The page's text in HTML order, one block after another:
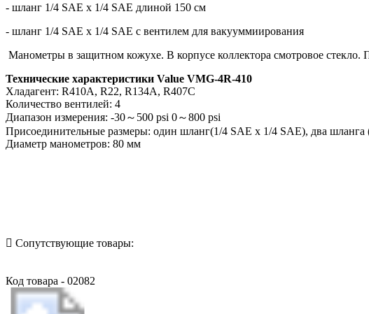
- шланг 1/4 SAE x 1/4 SAE длиной 150 см
- шланг 1/4 SAE x 1/4 SAE с вентилем для вакууммиирования
Манометры в защитном кожухе. В корпусе коллектора смотровое стекло.
Технические характеристики Value VMG-4R-410
Хладагент: R410A, R22, R134A, R407C
Количество вентилей: 4
Диапазон измерения: -30～500 psi 0～800 psi
Присоединительные размеры: один шланг(1/4 SAE x 1/4 SAE), два
Диаметр манометров: 80 мм
Сопутствующие товары:
Код товара - 02082